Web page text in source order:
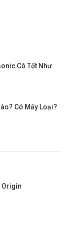
Có Tốt Như
Có Mấy Loại?
Origin